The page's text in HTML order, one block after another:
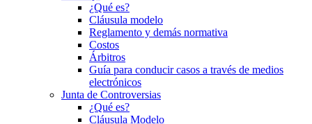
¿Qué es?
Cláusula modelo
Reglamento y demás normativa
Costos
Árbitros
Guía para conducir casos a través de medios
electrónicos
Junta de Controversias
¿Qué es?
Cláusula Modelo